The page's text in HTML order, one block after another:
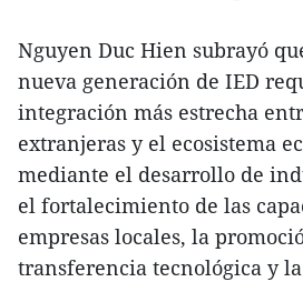
Nguyen Duc Hien subrayó
nueva generación de IED
integración más estrecha
extranjeras y el ecosistema
mediante el desarrollo de
el fortalecimiento de las
empresas locales, la
transferencia tecnológica y